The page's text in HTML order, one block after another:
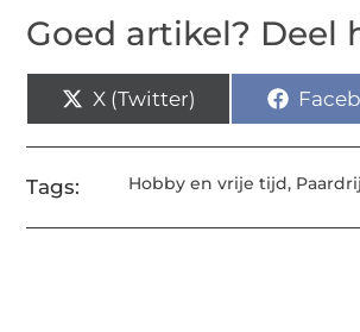
Goed artikel? Deel
X (Twitter)
Tags: Hobby en vrije tijd,